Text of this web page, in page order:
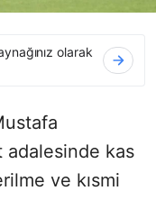
olarak
kas
ve kısmi